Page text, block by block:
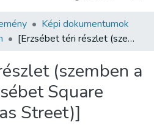
Képi dokumentumok
[Erzsébet téri részlet (szemben a Sas utca)] [Erzsébet Square (opposite to Sas Street)]
(szemben a
Square
Street)]